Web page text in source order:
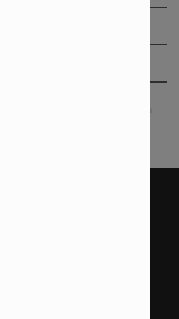
на ГО-то тръгва